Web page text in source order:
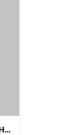
PVC-Arbeitsbeschichtete Handschuhe